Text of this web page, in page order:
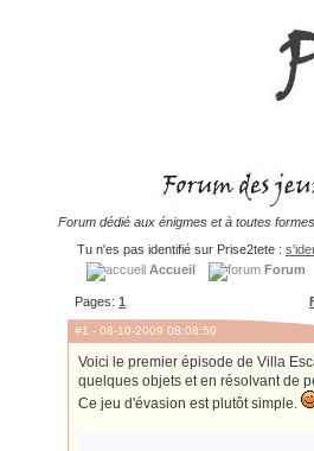
Forum dédié aux énigmes et à toutes
Tu n'es pas identifié sur Prise2tete :
Accueil
Forum
Pages: 1
#1 - 08-10-2009 08:08:50
Voici le premier épisode de Villa
quelques objets et en résolvant de
Ce jeu d'évasion est plutôt simple.